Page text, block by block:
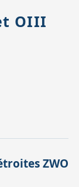
OIII
ZWO